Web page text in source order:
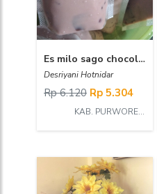
Es milo sago chocolatos pouch
Desriyani Hotnidar
Rp 6.120 Rp 5.304
KAB. PURWOREJO